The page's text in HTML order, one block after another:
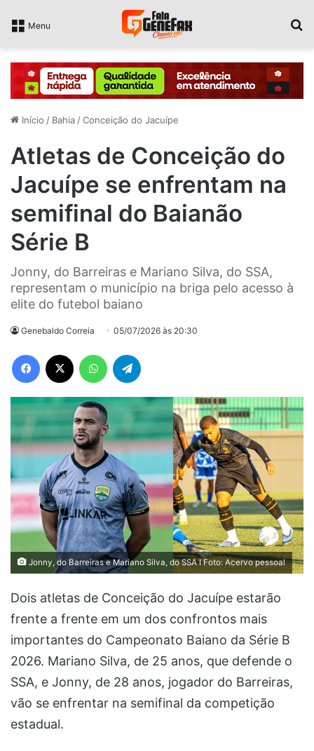
Menu
Início / Bahia /Conceição do Jacuípe
Atletas de Conceição do
Jacuípe se enfrentam na
semifinal do Baianão
Série B
Jonny, do Barreiras e Mariano Silva, do SSA,
representam o município na briga pelo acesso à
elite do futebol baiano
Genebaldo Correia 05/07/2026 às 20:30
Facebook WhatsApp
Jonny, do Barreiras e Mariano Silva, do SSA I Foto: Acervo pessoal
Dois atletas de Conceição do Jacuípe estarão
frente a frente em um dos confrontos mais
importantes do Campeonato Baiano da Série B
2026. Mariano Silva, de 25 anos, que defende o
SSA, e Jonny, de 28 anos, jogador do Barreiras,
vão se enfrentar na semifinal da competição
estadual.